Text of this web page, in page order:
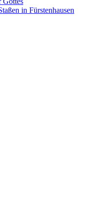
in Fürstenhausen